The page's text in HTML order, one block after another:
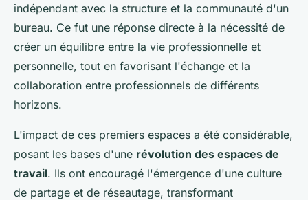
indépendant avec la structure et la communauté d'un
bureau. Ce fut une réponse directe à la nécessité de
créer un équilibre entre la vie professionnelle et
personnelle, tout en favorisant l'échange et la
collaboration entre professionnels de différents
horizons.
L'impact de ces premiers espaces a été considérable,
posant les bases d'une révolution des espaces de
travail. Ils ont encouragé l'émergence d'une culture
de partage et de réseautage, transformant